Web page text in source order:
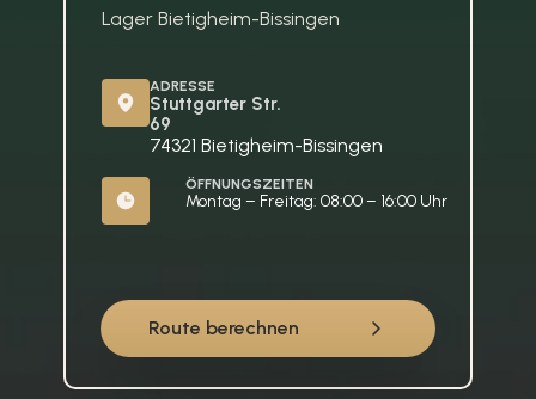
Lager Bietigheim-Bissingen
Route berechnen
ADRESSE
Stuttgarter Str.
69
74321 Bietigheim-Bissingen
ÖFFNUNGSZEITEN
Montag – Freitag: 08:00 – 16:00 Uhr